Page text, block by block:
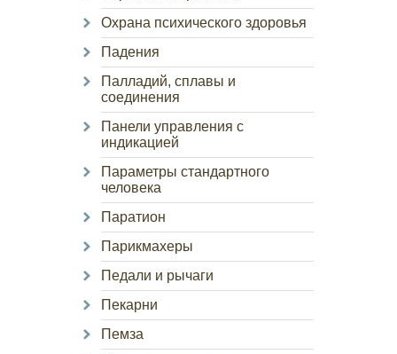
Охрана психического здоровья
Падения
Палладий, сплавы и
соединения
Панели управления с
индикацией
Параметры стандартного
человека
Паратион
Парикмахеры
Педали и рычаги
Пекарни
Пемза